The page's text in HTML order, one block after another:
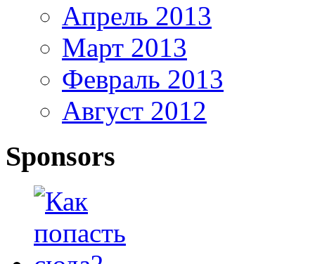
Апрель 2013
Март 2013
Февраль 2013
Август 2012
Sponsors